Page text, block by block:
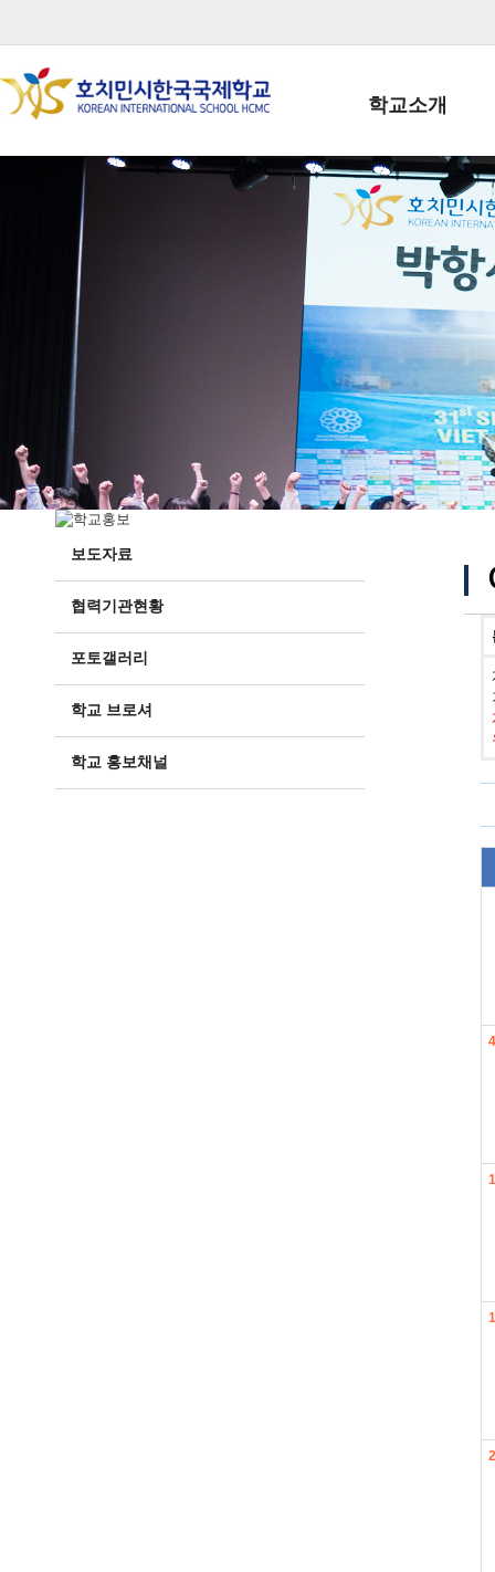
학교소개
학교장인사말
학생회장인사말
학교상징
학교 CI
교직원현황
학생현황
위치/전화
전경사진
보도자료
협력기관현황
포토갤러리
학교 브로셔
학교 홍보채널
4